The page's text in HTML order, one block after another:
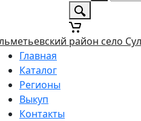
район село
Главная
Каталог
Регионы
Выкуп
Контакты